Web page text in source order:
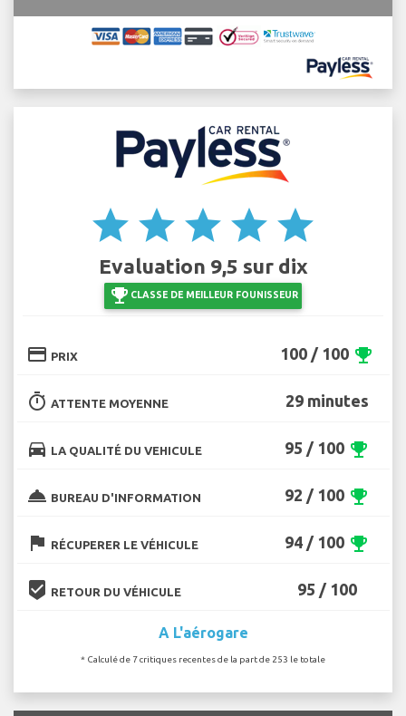
star star star star star
Evaluation 9,5 sur dix
emoji_events CLASSE DE MEILLEUR FOUNISSEUR
credit_card PRIX 100 / 100 emoji_events
timer ATTENTE MOYENNE 29 minutes
directions_car LA QUALITÉ DU VEHICULE 95 / 100 emoji_events
room_service BUREAU D'INFORMATION 92 / 100 emoji_events
flag RÉCUPERER LE VÉHICULE 94 / 100 emoji_events
beenhere RETOUR DU VÉHICULE 95 / 100
A L'aérogare
* Calculé de 7 critiques recentes de la part de 253 le totale